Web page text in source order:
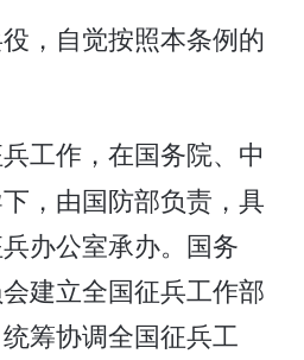
，自觉按照本条例的
工作，在国务院、中
，由国防部负责，具
办公室承办。国务
建立全国征兵工作部
筹协调全国征兵工